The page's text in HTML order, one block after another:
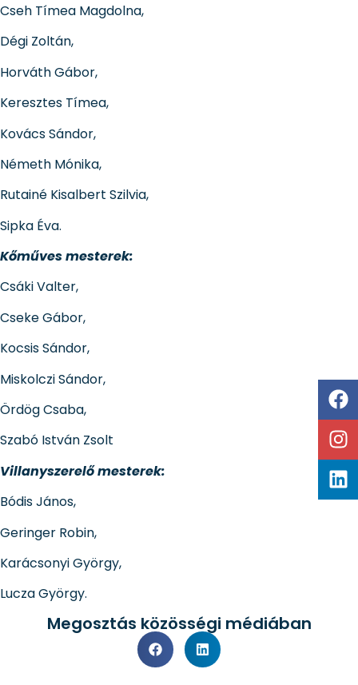
Cseh Tímea Magdolna,
Dégi Zoltán,
Horváth Gábor,
Keresztes Tímea,
Kovács Sándor,
Németh Mónika,
Rutainé Kisalbert Szilvia,
Sipka Éva.
Kőműves mesterek:
Csáki Valter,
Cseke Gábor,
Kocsis Sándor,
Miskolczi Sándor,
Ördög Csaba,
Szabó István Zsolt
Villanyszerelő mesterek:
Bódis János,
Geringer Robin,
Karácsonyi György,
Lucza György.
Megosztás közösségi médiában